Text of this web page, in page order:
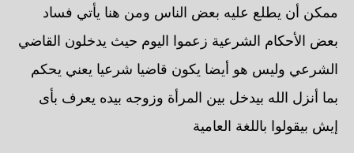
ممكن أن يطلع عليه بعض الناس ومن هنا يأتي فساد
بعض الأحكام الشرعية زعموا اليوم حيث يدخلون القاضي
الشرعي وليس هو أيضا يكون قاضيا شرعيا يعني يحكم
بما أنزل الله بيدخل بين المرأة وزوجه بيده يعرف بأى
إيش بيقولوا باللغة العامية